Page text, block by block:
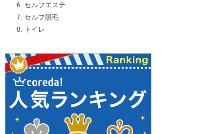
セルフエステ
セルフ脱毛
トイレ